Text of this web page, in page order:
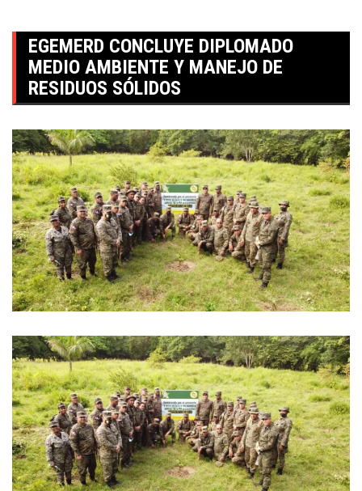
EGEMERD CONCLUYE DIPLOMADO
MEDIO AMBIENTE Y MANEJO DE
RESIDUOS SÓLIDOS